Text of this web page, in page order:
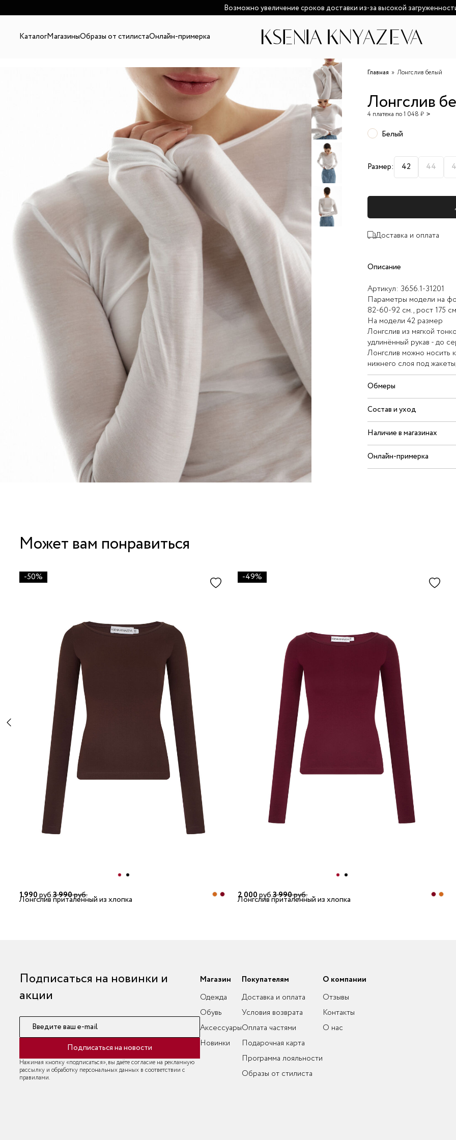
Возможно увеличение сроков доставки из-за высокой
КаталогМагазиныОбразы от стилистаОнлайн-примерка
Главная Лонгслив белый
Лонгслив
4 платежа по 1 048 ₽
Белый
Размер: 42 44
Доставка и оплата
Описание
Артикул: 3656.1-31201
Параметры модели на
82-60-92 см., рост 175
На модели 42 размер
Лонгслив из мягкой
удлинённый рукав - до
Лонгслив можно носить
нижнего слоя под
Обмеры
Состав и уход
Наличие в магазинах
Онлайн-примерка
Может вам понравиться
-50%
1 990руб.3 990руб.
Лонгслив приталенный из хлопка
-49%
2 000руб.3 990руб.
Лонгслив приталенный из хлопка
Подписаться на новинки и
акции
Введите ваш e-mail
Подписаться на новости
Нажимая кнопку «подписаться», вы даёте согласие на рекламную
рассылку и обработку персональных данных в соответствии с
правилами.
Магазин
Одежда
Обувь
Аксессуары
Новинки
Покупателям
Доставка и оплата
Условия возврата
Оплата частями
Подарочная карта
Программа лояльности
Образы от стилиста
О компании
Отзывы
Контакты
О нас